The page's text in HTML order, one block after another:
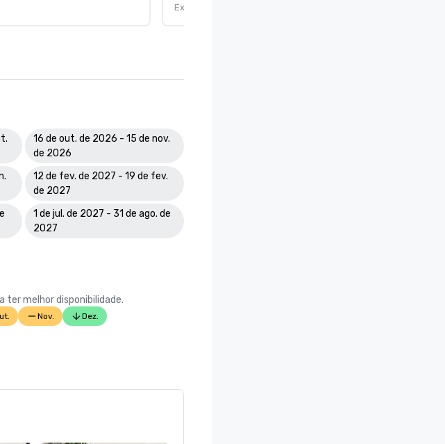
Expira em: 25/09/2026
16 de out. de 2026 - 15 de nov.
de 2026
12 de fev. de 2027 - 19 de fev.
de 2027
1 de jul. de 2027 - 31 de ago. de
2027
ter melhor disponibilidade.
Nov. Dez.